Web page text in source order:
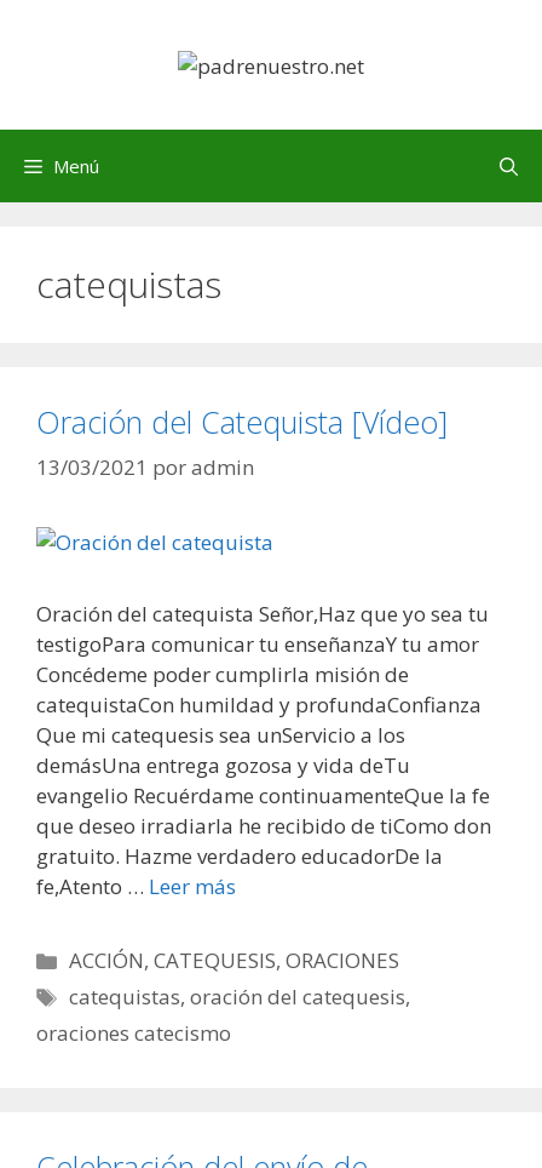
Menú
catequistas
Oración del Catequista [Vídeo]
13/03/2021 poradmin
Oración del catequista Señor,Haz que yo sea tu
testigoPara comunicar tu enseñanzaY tu amor
Concédeme poder cumplirla misión de
catequistaCon humildad y profundaConfianza
Que mi catequesis sea unServicio a los
demásUna entrega gozosa y vida deTu
evangelio Recuérdame continuamenteQue la fe
que deseo irradiarla he recibido de tiComo don
gratuito. Hazme verdadero educadorDe la
fe,Atento … Leer más
Categorías
ACCIÓN,CATEQUESIS,ORACIONES
Etiquetas
catequistas,oración del catequesis,
oraciones catecismo